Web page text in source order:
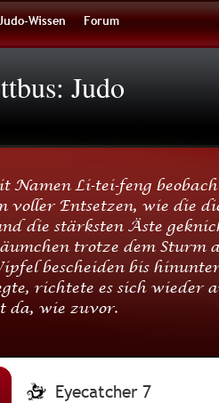
Wissen Forum
Judo
Namen Li-tei-feng
voller Entsetzen, wie die
die stärksten Äste
trotze dem Sturm
bescheiden bis
richtete es sich wieder
da, wie zuvor.
Eyecatcher 7